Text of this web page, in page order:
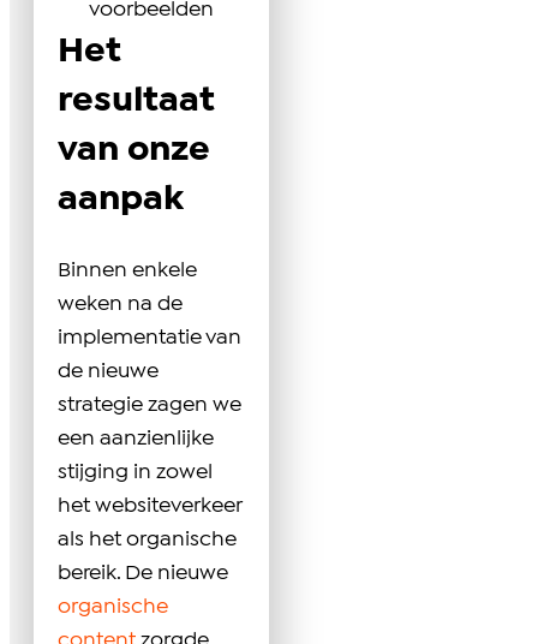
voorbeelden
Het
resultaat
van onze
aanpak
Binnen enkele
weken na de
implementatie van
de nieuwe
strategie zagen we
een aanzienlijke
stijging in zowel
het websiteverkeer
als het organische
bereik. De nieuwe
organische